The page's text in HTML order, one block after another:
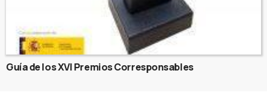
Guía de los XVI Premios Corresponsables